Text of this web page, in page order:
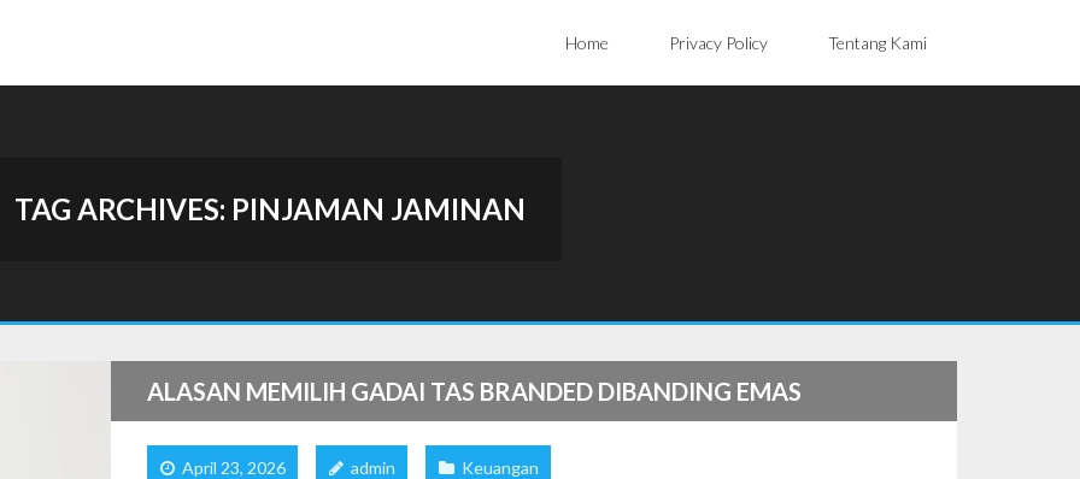
Home Privacy Policy Tentang Kami
TAG ARCHIVES: PINJAMAN JAMINAN
ALASAN MEMILIH GADAI TAS BRANDED DIBANDING EMAS
April 23, 2026 admin Keuangan